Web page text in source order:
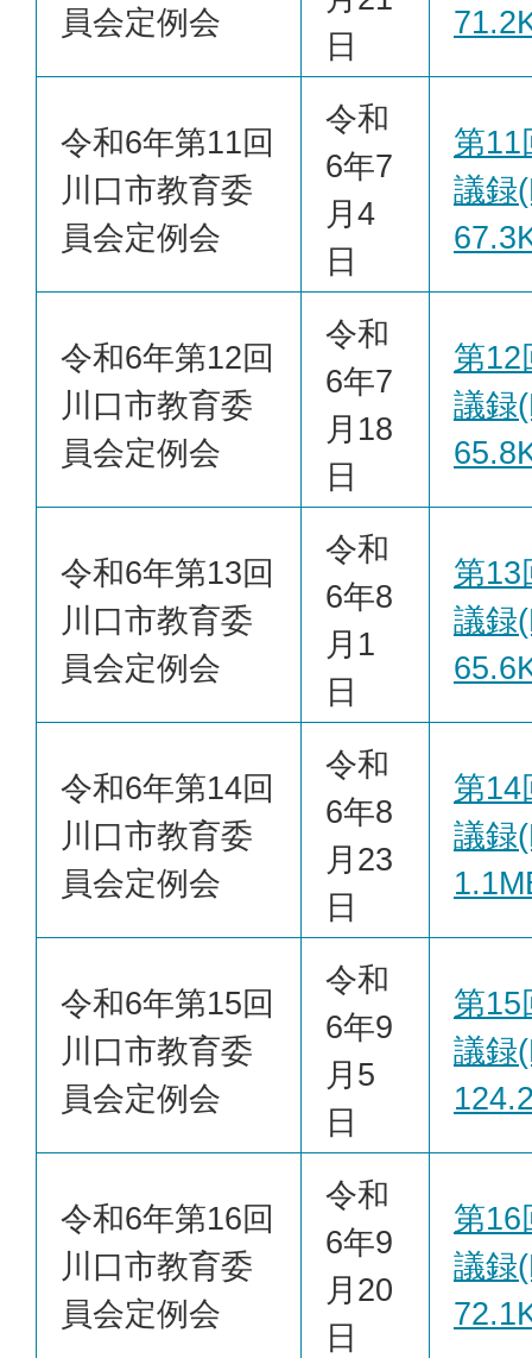
員会定例会
日
令和6年第11回
川口市教育委
員会定例会
令和
6年7
月4
日
第11
議録
令和6年第12回
川口市教育委
員会定例会
令和
6年7
月18
日
第12
議録
令和6年第13回
川口市教育委
員会定例会
令和
6年8
月1
日
第13
議録
令和6年第14回
川口市教育委
員会定例会
令和
6年8
月23
日
第14
議録
令和6年第15回
川口市教育委
員会定例会
令和
6年9
月5
日
第15
議録
令和6年第16回
川口市教育委
員会定例会
令和
6年9
月20
日
第16
議録